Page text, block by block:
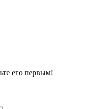
его первым!